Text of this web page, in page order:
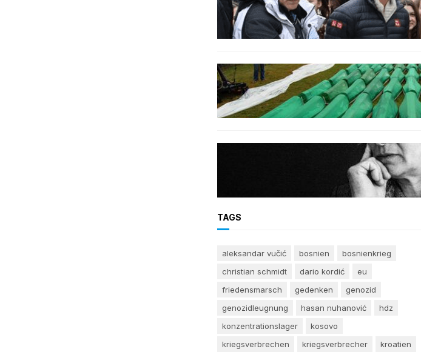
Djokovic feiert Gold mit dem Lied
‚Freue dich serbisches Volk‘
GENOZID
Izraelischer Botschafter in
Serbien leugnet Völkermord in
Srebrenica
Erinnerung an Hatidža
Mehmedović: Eine Stimme des
Gewissens im Angesicht von
Hass und Ungerechtigkeit
TAGS
aleksandar vučić bosnien
bosnienkrieg
christian schmidt
dario kordić
eu
friedensmarsch
gedenken
genozid
genozidleugnung
hasan nuhanović
hdz
konzentrationslager
kosovo
kriegsverbrechen
kriegsverbrecher
kroatien